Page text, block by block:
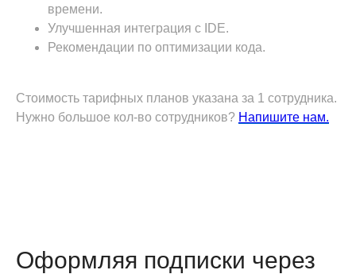
времени.
Улучшенная интеграция с IDE.
Рекомендации по оптимизации кода.
Стоимость тарифных планов указана за 1 сотрудника.
Нужно большое кол-во сотрудников? Напишите нам.
Оформляя подписки через